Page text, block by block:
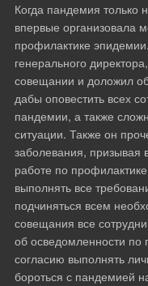
Когда пандемия только
впервые организовала
профилактике
генерального
совещании и доложил
дабы оповестить всех
пандемии, а также
ситуации. Также он
заболевания, призывая
работе по
выполнять все
подчиняться всем
совещания все
об осведомленности
согласию выполнять
бороться с пандемией